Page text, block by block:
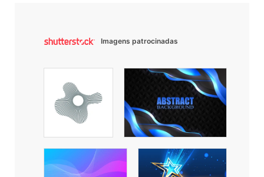
Imagens patrocinadas